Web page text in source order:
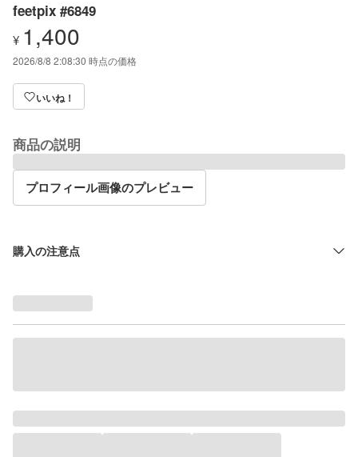
feetpix #6849
¥ 1,400
2026/8/8 2:08:30 時点の価格
いいね！
商品の説明
プロフィール画像のプレビュー
購入の注意点